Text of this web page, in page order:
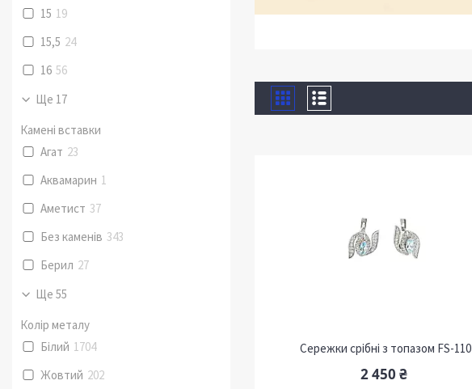
Сережки срібні з топазом FS-110
2 450 ₴
15 19
15,5 24
16 56
Ще 17
Камені вставки
Агат 23
Аквамарин 1
Аметист 37
Без каменів 343
Берил 27
Ще 55
Колір металу
Білий 1704
Жовтий 202